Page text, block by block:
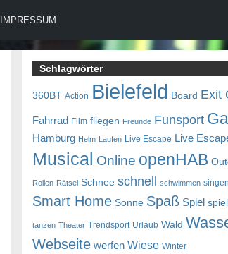
IMPRESSUM
Schlagwörter
360BT Action Bielefeld Board Exit
Fahrrad Film fliegen Freunde Funsport
Hamburg Helm Laufen Live Escape Live
Musical Online openHAB
Rollen Rätsel Schnee schnell schwimmen singen
Smart Home Sonne Spaß Spiel
tanzen Theater Trendsport Urlaub Wald
Webseite werfen Wiese Winter